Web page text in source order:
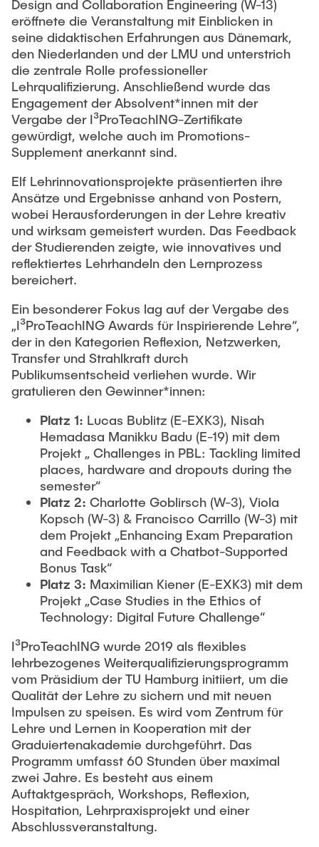
Lehre und Lernen
Best Practices Lehre
Hochschuldidaktik - ZLL
LearnING Center
Lehre im europäischen Verbund (ECIU)
WorkINGLab / Makerspace
Interdisziplinärer Workshop des FSP
„Biobasierte Prozesse und
Reaktortechnologien“
Forschung und Institute
Studienbereich FIT
Institute im Überblick
Design and Collaboration Engineering (W-13)
eröffnete die Veranstaltung mit Einblicken in
seine didaktischen Erfahrungen aus Dänemark,
den Niederlanden und der LMU und unterstrich
die zentrale Rolle professioneller
Lehrqualifizierung. Anschließend wurde das
Engagement der Absolvent*innen mit der
Vergabe der I³ProTeachING-Zertifikate
gewürdigt, welche auch im Promotions-
Supplement anerkannt sind.
Elf Lehrinnovationsprojekte präsentierten ihre
Ansätze und Ergebnisse anhand von Postern,
wobei Herausforderungen in der Lehre kreativ
und wirksam gemeistert wurden. Das Feedback
der Studierenden zeigte, wie innovatives und
reflektiertes Lehrhandeln den Lernprozess
bereichert.
Ein besonderer Fokus lag auf der Vergabe des
„I³ProTeachING Awards für Inspirierende Lehre“,
der in den Kategorien Reflexion, Netzwerken,
Transfer und Strahlkraft durch
Publikumsentscheid verliehen wurde. Wir
gratulieren den Gewinner*innen:
Platz 1: Lucas Bublitz (E-EXK3), Nisah
Hemadasa Manikku Badu (E-19) mit dem
Projekt „ Challenges in PBL: Tackling limited
places, hardware and dropouts during the
semester“
Platz 2: Charlotte Goblirsch (W-3), Viola
Kopsch (W-3) & Francisco Carrillo (W-3) mit
dem Projekt „Enhancing Exam Preparation
and Feedback with a Chatbot-Supported
Bonus Task“
Platz 3: Maximilian Kiener (E-EXK3) mit dem
Projekt „Case Studies in the Ethics of
Technology: Digital Future Challenge“
I³ProTeachING wurde 2019 als flexibles
lehrbezogenes Weiterqualifizierungsprogramm
vom Präsidium der TU Hamburg initiiert, um die
Qualität der Lehre zu sichern und mit neuen
Impulsen zu speisen. Es wird vom Zentrum für
Lehre und Lernen in Kooperation mit der
Graduiertenakademie durchgeführt. Das
Programm umfasst 60 Stunden über maximal
zwei Jahre. Es besteht aus einem
Auftaktgespräch, Workshops, Reflexion,
Hospitation, Lehrpraxisprojekt und einer
Abschlussveranstaltung.